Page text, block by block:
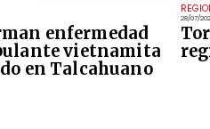
enfermedad
vietnamita
en Talcahuano
28/07/